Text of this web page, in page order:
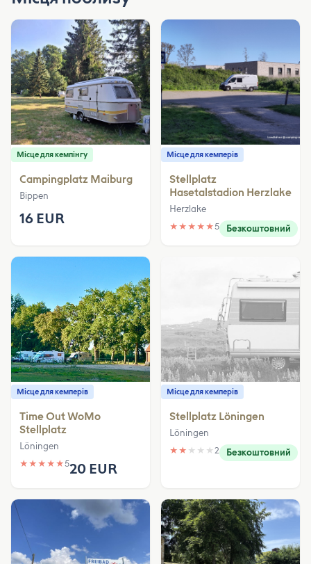
Місце для кемпінгу
Campingplatz Maiburg
Bippen
16 EUR
Місце для кемперів
Stellplatz
Hasetalstadion Herzlake
Herzlake
★ ★ ★ ★ ★5 Безкоштовний
Місце для кемперів
Time Out WoMo
Stellplatz
Löningen
★ ★ ★ ★ ★520 EUR
Місце для кемперів
Stellplatz Löningen
Löningen
★ ★ ★ ★ ★ 2 Безкоштовний